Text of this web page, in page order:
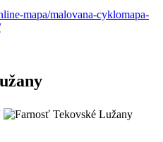
mapa/malovana-cyklomapa-